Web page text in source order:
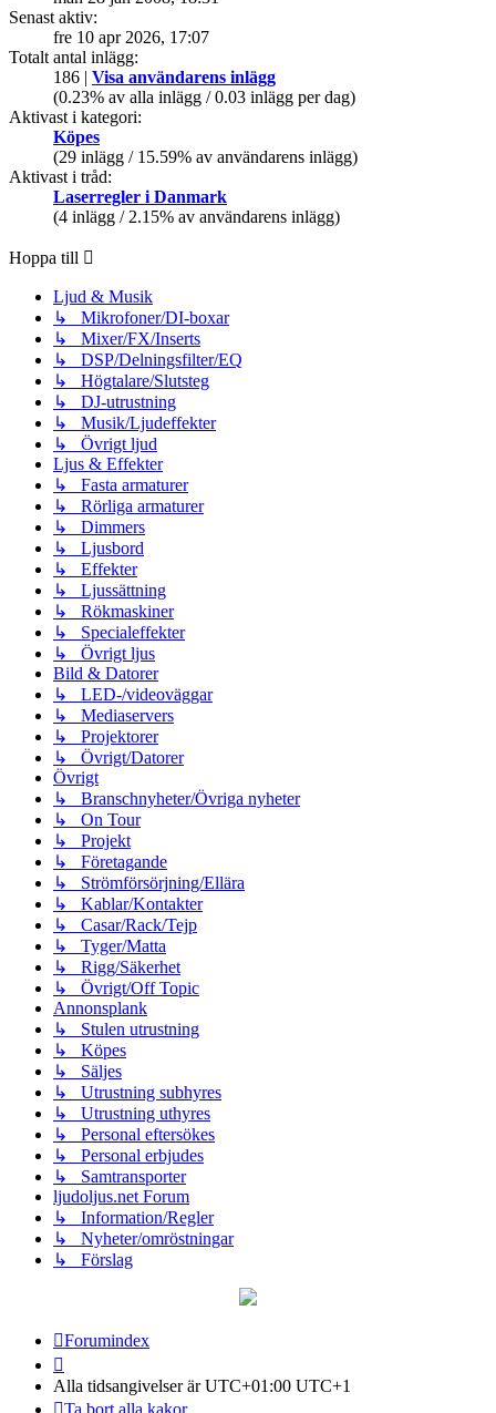
Senast aktiv:
fre 10 apr 2026, 17:07
Totalt antal inlägg:
186 | Visa användarens inlägg
(0.23% av alla inlägg / 0.03 inlägg per dag)
Aktivast i kategori:
Köpes
(29 inlägg / 15.59% av användarens inlägg)
Aktivast i tråd:
Laserregler i Danmark
(4 inlägg / 2.15% av användarens inlägg)
Hoppa till
Ljud & Musik
↳ Mikrofoner/DI-boxar
↳ Mixer/FX/Inserts
↳ DSP/Delningsfilter/EQ
↳ Högtalare/Slutsteg
↳ DJ-utrustning
↳ Musik/Ljudeffekter
↳ Övrigt ljud
Ljus & Effekter
↳ Fasta armaturer
↳ Rörliga armaturer
↳ Dimmers
↳ Ljusbord
↳ Effekter
↳ Ljussättning
↳ Rökmaskiner
↳ Specialeffekter
↳ Övrigt ljus
Bild & Datorer
↳ LED-/videoväggar
↳ Mediaservers
↳ Projektorer
↳ Övrigt/Datorer
Övrigt
↳ Branschnyheter/Övriga nyheter
↳ On Tour
↳ Projekt
↳ Företagande
↳ Strömförsörjning/Ellära
↳ Kablar/Kontakter
↳ Casar/Rack/Tejp
↳ Tyger/Matta
↳ Rigg/Säkerhet
↳ Övrigt/Off Topic
Annonsplank
↳ Stulen utrustning
↳ Köpes
↳ Säljes
↳ Utrustning subhyres
↳ Utrustning uthyres
↳ Personal eftersökes
↳ Personal erbjudes
↳ Samtransporter
ljudoljus.net Forum
↳ Information/Regler
↳ Nyheter/omröstningar
↳ Förslag
Forumindex
Alla tidsangivelser är UTC+01:00 UTC+1